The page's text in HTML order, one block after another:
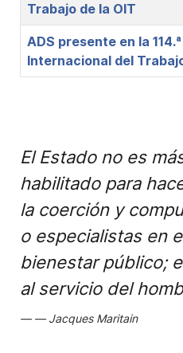
Trabajo de la OIT
ADS presente en la
Internacional del
El Estado no es
habilitado para
la coerción y
o especialistas en
bienestar público;
al servicio del
Jacques Maritain